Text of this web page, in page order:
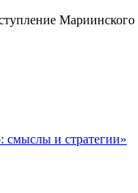
Мариинского
и стратегии»